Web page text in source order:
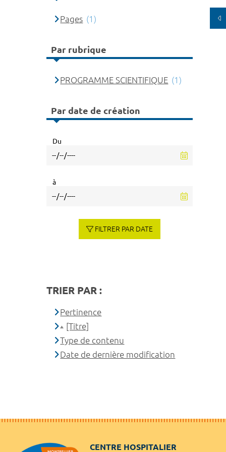
Pages (1)
Par rubrique
PROGRAMME SCIENTIFIQUE (1)
Par date de création
Du
à
FILTRER PAR DATE
TRIER PAR :
Pertinence
[Titre]
Type de contenu
Date de dernière modification
CENTRE HOSPITALIER